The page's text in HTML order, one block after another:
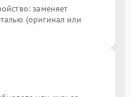
заменяет
(оригинал или